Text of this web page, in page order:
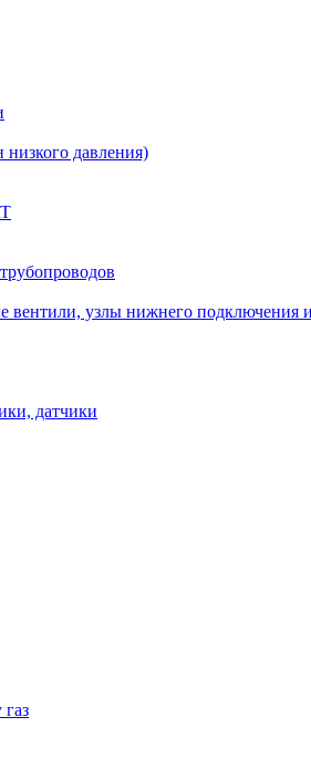
давления)
вентили, узлы нижнего подключения
датчики